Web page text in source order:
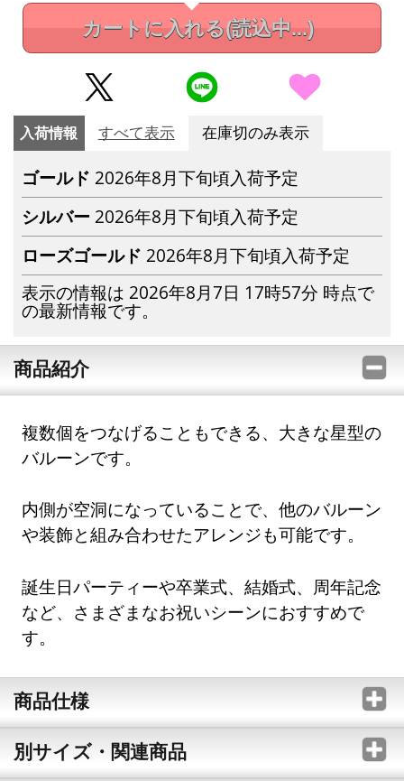
カートに入れる(読込中...)
入荷情報 すべて表示 在庫切のみ表示
ゴールド 2026年8月下旬頃入荷予定
シルバー 2026年8月下旬頃入荷予定
ローズゴールド 2026年8月下旬頃入荷予定
表示の情報は 2026年8月7日 17時57分 時点で
の最新情報です。
商品紹介
複数個をつなげることもできる、大きな星型の
バルーンです。
内側が空洞になっていることで、他のバルーン
や装飾と組み合わせたアレンジも可能です。
誕生日パーティーや卒業式、結婚式、周年記念
など、さまざまなお祝いシーンにおすすめで
す。
商品仕様
別サイズ・関連商品